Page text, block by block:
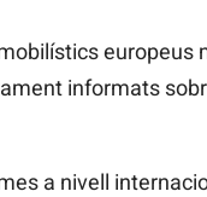
europeus
informats
a nivell